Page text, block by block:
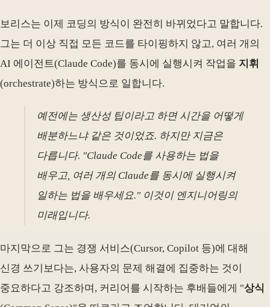
보리스는 이제 코딩의 방식이 완전히 바뀌었다고 말합니다.
그는 더 이상 직접 모든 코드를 타이핑하지 않고, 여러 개의
AI 에이전트(Claude Code)를 동시에 실행시켜 작업을 지휘
(orchestrate)하는 방식으로 일합니다.
예전에는 생산성 팁이라고 하면 시간을 어떻게
배분하느냐 같은 것이었죠. 하지만 지금은
다릅니다. "Claude Code를 사용하는 법을
배우고, 여러 개의 Claude를 동시에 실행시켜
일하는 법을 배우세요." 이것이 엔지니어링의
미래입니다.
마지막으로 그는 경쟁 서비스(Cursor, Copilot 등)에 대해
신경 쓰기보다는, 사용자의 문제 해결에 집중하는 것이
중요하다고 강조하며, 커리어를 시작하는 후배들에게 "상식